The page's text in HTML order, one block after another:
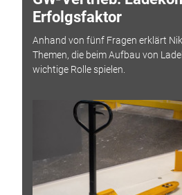
Erfolgsfaktor
Anhand von fünf Fragen erklärt
Themen, die beim Aufbau von
wichtige Rolle spielen.